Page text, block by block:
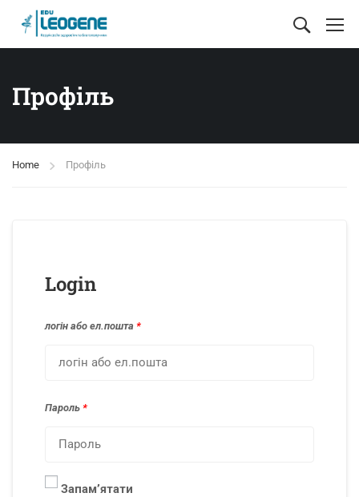
Профіль
Home Профіль
Login
логін або ел.пошта *
Пароль *
Запамʼятати